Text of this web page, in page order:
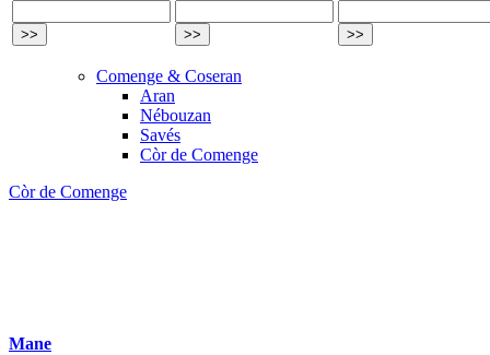
Comenge & Coseran
Aran
Nébouzan
Savés
Còr de Comenge
Còr de Comenge
Mane